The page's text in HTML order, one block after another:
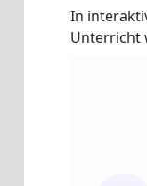
In
Unterricht